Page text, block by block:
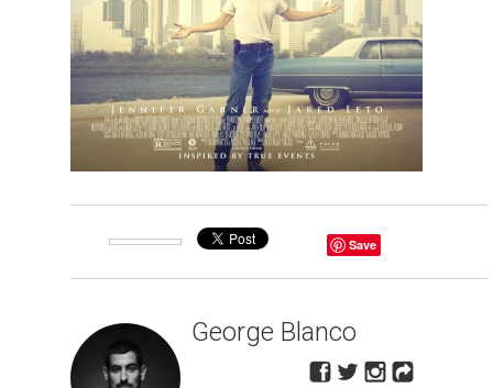
Save
George Blanco